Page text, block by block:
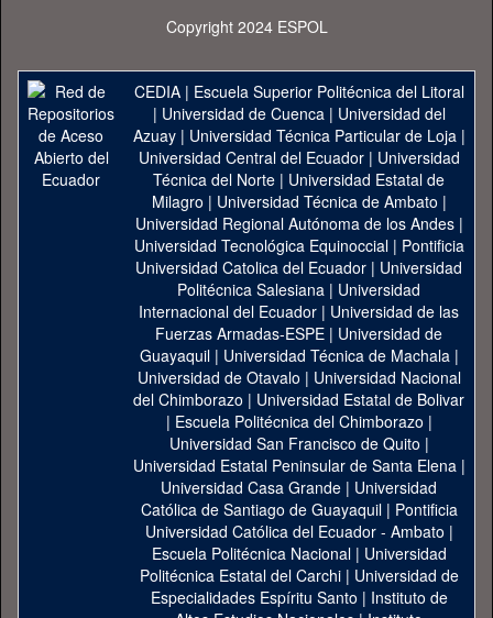
Copyright 2024 ESPOL
CEDIA| Escuela Superior Politécnica del Litoral
| Universidad de Cuenca| Universidad del
Azuay| Universidad Técnica Particular de Loja|
Universidad Central del Ecuador| Universidad
Técnica del Norte | Universidad Estatal de
Milagro | Universidad Técnica de Ambato |
Universidad Regional Autónoma de los Andes|
Universidad Tecnológica Equinoccial| Pontificia
Universidad Catolica del Ecuador | Universidad
Politécnica Salesiana | Universidad
Internacional del Ecuador | Universidad de las
Fuerzas Armadas-ESPE | Universidad de
Guayaquil| Universidad Técnica de Machala|
Universidad de Otavalo | Universidad Nacional
del Chimborazo | Universidad Estatal de Bolivar
| Escuela Politécnica del Chimborazo |
Universidad San Francisco de Quito |
Universidad Estatal Peninsular de Santa Elena|
Universidad Casa Grande | Universidad
Católica de Santiago de Guayaquil| Pontificia
Universidad Católica del Ecuador - Ambato |
Escuela Politécnica Nacional| Universidad
Politécnica Estatal del Carchi| Universidad de
Especialidades Espíritu Santo | Instituto de